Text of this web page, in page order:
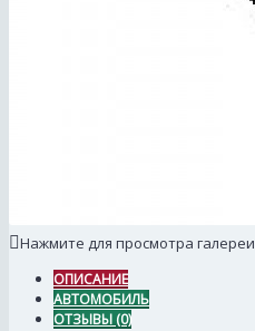
Нажмите для просмотра галереи
ОПИСАНИЕ
АВТОМОБИЛЬ
ОТЗЫВЫ (0)